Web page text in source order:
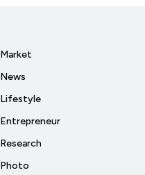
Market
News
Lifestyle
Entrepreneur
Research
Photo